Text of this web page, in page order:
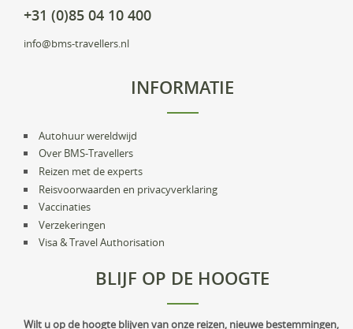
+31 (0)85 04 10 400
info@bms-travellers.nl
INFORMATIE
Autohuur wereldwijd
Over BMS-Travellers
Reizen met de experts
Reisvoorwaarden en privacyverklaring
Vaccinaties
Verzekeringen
Visa & Travel Authorisation
BLIJF OP DE HOOGTE
Wilt u op de hoogte blijven van onze reizen, nieuwe bestemmingen,